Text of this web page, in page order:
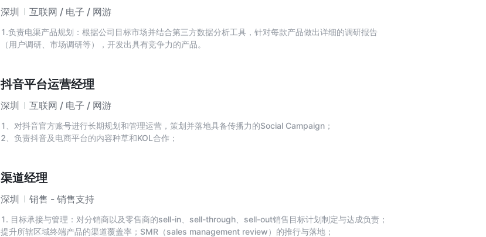
深圳 互联网 / 电子 / 网游
1.负责电渠产品规划：根据公司目标市场并结合第三方数据分析工具，针对每款产品做出详细的调研报告
（用户调研、市场调研等），开发出具有竞争力的产品。
4.过程管理：负责产品上市后的数据监控，不断优化供应链路，及时优化和调整产品策略。
抖音平台运营经理
深圳 互联网 / 电子 / 网游
1、对抖音官方账号进行长期规划和管理运营，策划并落地具备传播力的Social Campaign；
2、负责抖音及电商平台的内容种草和KOL合作；
渠道经理
深圳 销售 - 销售支持
1. 目标承接与管理：对分销商以及零售商的sell-in、sell-through、sell-out销售目标计划制定与达成负责；
提升所辖区域终端产品的渠道覆盖率；SMR（sales management review）的推行与落地；